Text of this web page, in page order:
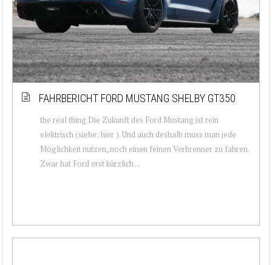
FAHRBERICHT FORD MUSTANG SHELBY GT350
the real thing Die Zukunft des Ford Mustang ist rein
elektrisch (siehe: hier ). Und auch deshalb muss man jede
Möglichkeit nutzen, noch einen feinen Verbrenner zu fahren.
Zwar hat Ford erst kürzlich ...